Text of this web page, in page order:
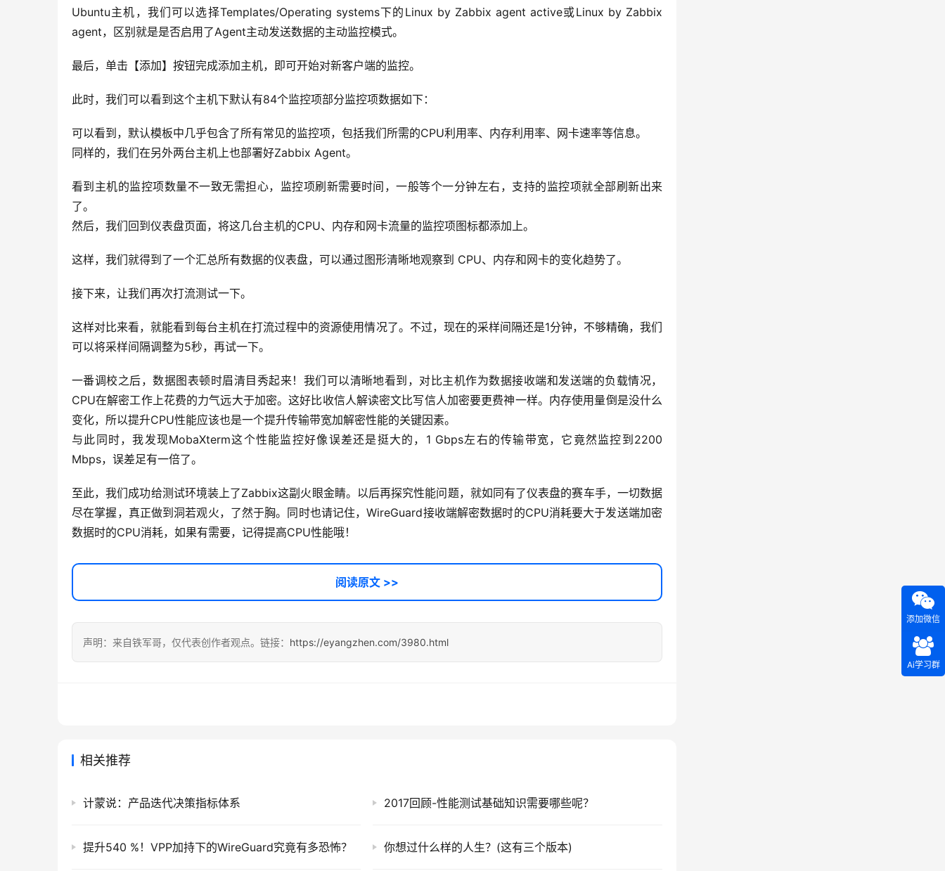
Ubuntu主机，我们可以选择Templates/Operating systems下的Linux by Zabbix agent active或Linux by Zabbix
agent，区别就是是否启用了Agent主动发送数据的主动监控模式。
最后，单击【添加】按钮完成添加主机，即可开始对新客户端的监控。
此时，我们可以看到这个主机下默认有84个监控项部分监控项数据如下：
可以看到，默认模板中几乎包含了所有常见的监控项，包括我们所需的CPU利用率、内存利用率、网卡速率等信息。
同样的，我们在另外两台主机上也部署好Zabbix Agent。
看到主机的监控项数量不一致无需担心，监控项刷新需要时间，一般等个一分钟左右，支持的监控项就全部刷新出来
了。
然后，我们回到仪表盘页面，将这几台主机的CPU、内存和网卡流量的监控项图标都添加上。
这样，我们就得到了一个汇总所有数据的仪表盘，可以通过图形清晰地观察到 CPU、内存和网卡的变化趋势了。
接下来，让我们再次打流测试一下。
这样对比来看，就能看到每台主机在打流过程中的资源使用情况了。不过，现在的采样间隔还是1分钟，不够精确，我们
可以将采样间隔调整为5秒，再试一下。
一番调校之后，数据图表顿时眉清目秀起来！我们可以清晰地看到，对比主机作为数据接收端和发送端的负载情况，
CPU在解密工作上花费的力气远大于加密。这好比收信人解读密文比写信人加密要更费神一样。内存使用量倒是没什么
变化，所以提升CPU性能应该也是一个提升传输带宽加解密性能的关键因素。
与此同时，我发现MobaXterm这个性能监控好像误差还是挺大的，1 Gbps左右的传输带宽，它竟然监控到2200
Mbps，误差足有一倍了。
至此，我们成功给测试环境装上了Zabbix这副火眼金睛。以后再探究性能问题，就如同有了仪表盘的赛车手，一切数据
尽在掌握，真正做到洞若观火，了然于胸。同时也请记住，WireGuard接收端解密数据时的CPU消耗要大于发送端加密
数据时的CPU消耗，如果有需要，记得提高CPU性能哦！
阅读原文 >>
声明：来自铁军哥，仅代表创作者观点。链接： https://eyangzhen.com/3980.html
相关推荐
计蒙说：产品迭代决策指标体系 2017回顾-性能测试基础知识需要哪些呢？
提升540 %！VPP加持下的WireGuard究竟有多恐怖？ 你想过什么样的人生？(这有三个版本)
添加微信
Ai学习群